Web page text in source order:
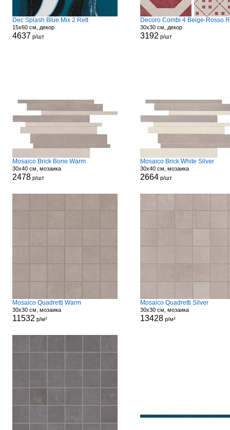
Dec Splash Blue Mix 2 Rett
15x60 см, декор
4637 р/шт
Decoro Combi 4 Beige-Rosso
30x30 см, декор
3192 р/шт
Mosaico Brick Bone Warm
30x40 см, мозаика
2478р/шт
Mosaico Brick White Silver
30x40 см, мозаика
2664р/шт
Mosaico Quadretti Warm
30x30 см, мозаика
11532 р/м²
Mosaico Quadretti Silver
30x30 см, мозаика
13428р/м²